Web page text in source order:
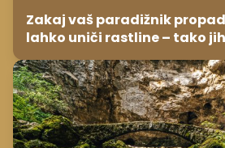
Zakaj vaš paradižnik
lahko uniči rastline – tako